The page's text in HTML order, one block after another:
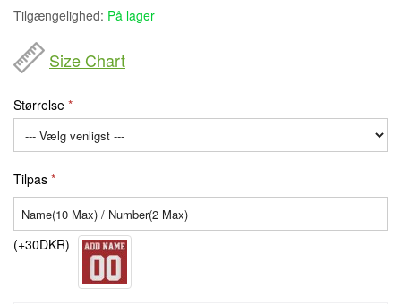
Tilgængelighed: På lager
Size Chart
Størrelse
Tilpas
(+30DKR)